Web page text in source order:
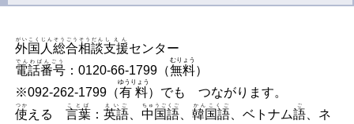
外国人
がいこくじん
総合
そうごう
相談
そうだん
支援
しえん
センター
電話番号
でんわばんごう
：0120-66-1799（無料
むりょう
）
※092-262-1799（有料
ゆうりょう
）でも つながります。
使
つか
える 言葉
ことば
： 英語
えいご
、 中国語
ちゅうごくご
、 韓国語
かんこくご
、ベトナム語
ご
、ネ